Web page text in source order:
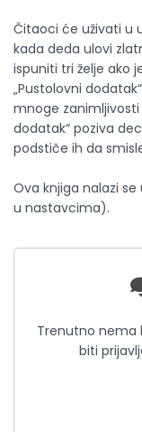
Čitaoci će uživati u
kada deda ulovi
ispuniti tri želje ako
„Pustolovni
mnoge zanimljivosti
dodatak“ poziva
podstiče ih da
Ova knjiga nalazi
u nastavcima).
Trenutno nema
biti